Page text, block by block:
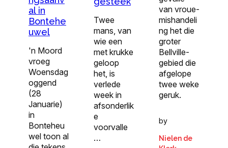
al in
Bontehe
uwel
'n Moord
vroeg
Woensdag
oggend
(28
Januarie)
in
Bonteheu
wel toon al
Twee
mans, van
wie een
met krukke
geloop
het, is
verlede
week in
afsonderlik
e
voorvalle
…
van vroue-
mishandeli
ng het die
groter
Bellville-
gebied die
afgelope
twee weke
geruk.
by
Nielen de